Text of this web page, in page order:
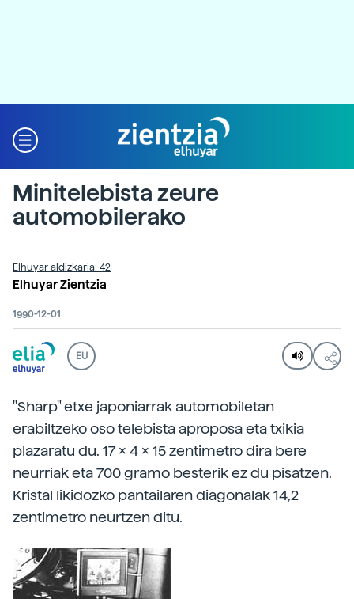
Minitelebista zeure
automobilerako
Elhuyar aldizkaria: 42
Elhuyar Zientzia
1990-12-01
EU
"Sharp" etxe japoniarrak automobiletan
erabiltzeko oso telebista aproposa eta txikia
plazaratu du. 17 x 4 x 15 zentimetro dira bere
neurriak eta 700 gramo besterik ez du pisatzen.
Kristal likidozko pantailaren diagonalak 14,2
zentimetro neurtzen ditu.